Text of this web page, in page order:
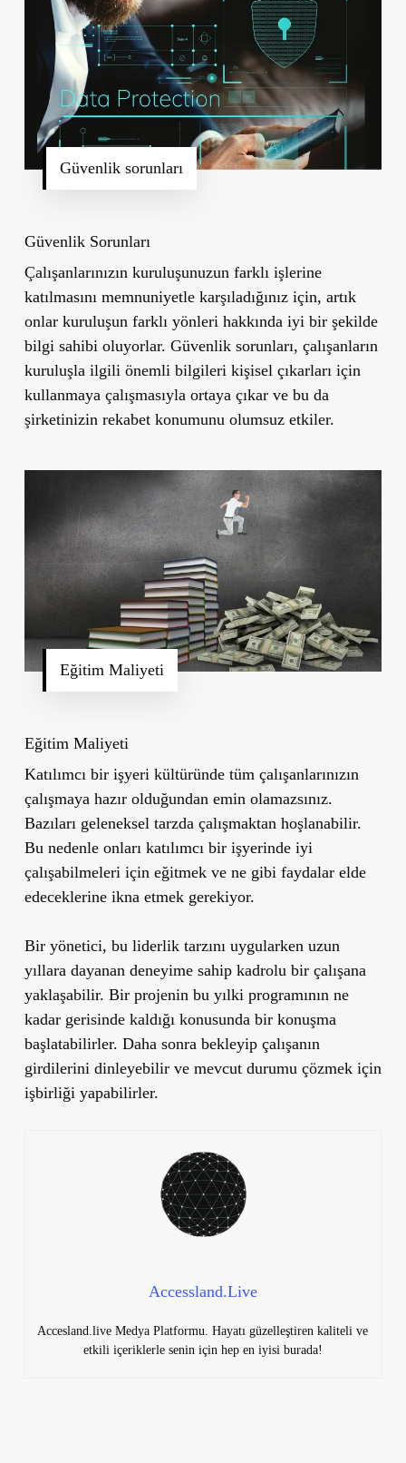
Güvenlik sorunları
Güvenlik Sorunları
Çalışanlarınızın kuruluşunuzun farklı işlerine
katılmasını memnuniyetle karşıladığınız için, artık
onlar kuruluşun farklı yönleri hakkında iyi bir şekilde
bilgi sahibi oluyorlar. Güvenlik sorunları, çalışanların
kuruluşla ilgili önemli bilgileri kişisel çıkarları için
kullanmaya çalışmasıyla ortaya çıkar ve bu da
şirketinizin rekabet konumunu olumsuz etkiler.
Eğitim Maliyeti
Eğitim Maliyeti
Katılımcı bir işyeri kültüründe tüm çalışanlarınızın
çalışmaya hazır olduğundan emin olamazsınız.
Bazıları geleneksel tarzda çalışmaktan hoşlanabilir.
Bu nedenle onları katılımcı bir işyerinde iyi
çalışabilmeleri için eğitmek ve ne gibi faydalar elde
edeceklerine ikna etmek gerekiyor.
Bir yönetici, bu liderlik tarzını uygularken uzun
yıllara dayanan deneyime sahip kadrolu bir çalışana
yaklaşabilir. Bir projenin bu yılki programının ne
kadar gerisinde kaldığı konusunda bir konuşma
başlatabilirler. Daha sonra bekleyip çalışanın
girdilerini dinleyebilir ve mevcut durumu çözmek için
işbirliği yapabilirler.
Accessland.Live
Accesland.live Medya Platformu. Hayatı güzelleştiren kaliteli ve
etkili içeriklerle senin için hep en iyisi burada!